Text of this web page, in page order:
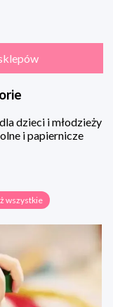
dzieci i młodzieży
i papiernicze
wszystkie